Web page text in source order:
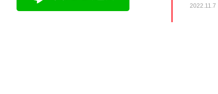
2022.11.7